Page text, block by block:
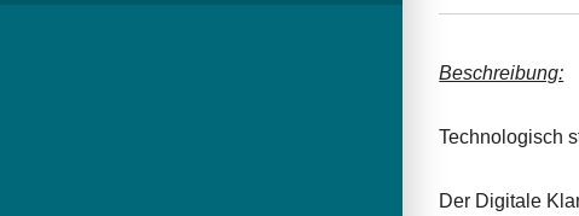
Beschreibung:
Technologisch
Der Digitale